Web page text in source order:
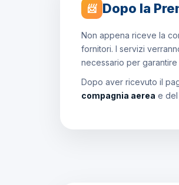
📨 Dopo la
Non appena riceve la
fornitori. I servizi
necessario per
Dopo aver ricevuto il
compagnia aerea e del